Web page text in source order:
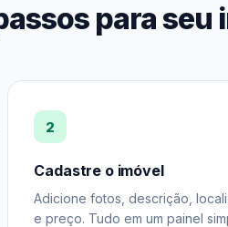
para seu
2
Cadastre o imóvel
Adicione fotos, descrição,
e preço. Tudo em um painel